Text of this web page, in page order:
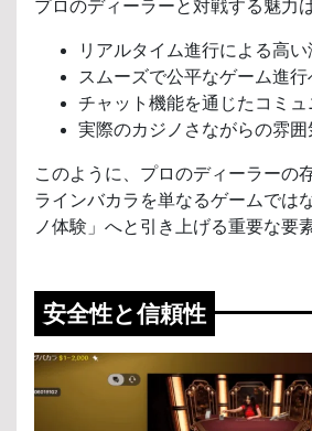
プロのディーラーと対戦する魅力
リアルタイム進行による高
スムーズで公平なゲーム進
チャット機能を通じたコミ
実際のカジノさながらの雰
このように、プロのディーラーの
ラインバカラを単なるゲームでは
ノ体験」へと引き上げる重要な要
安全性と信頼性